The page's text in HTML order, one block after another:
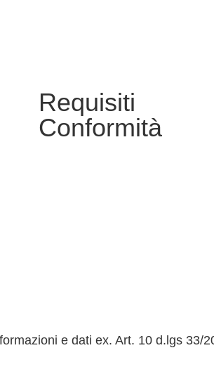
Requisiti
Conformità
e dati ex. Art. 10 d.lgs 33/